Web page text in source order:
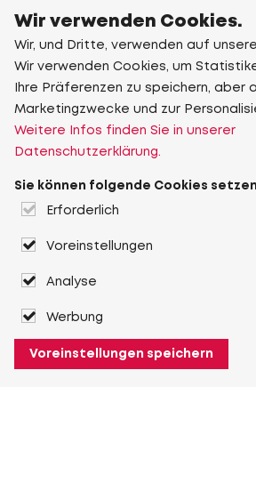
Wir verwenden Cookies.
Wir, und Dritte, verwenden auf
Wir verwenden Cookies, um
Ihre Präferenzen zu speichern, aber
Marketingzwecke und zur
Weitere Infos finden Sie in unserer
Datenschutzerklärung.
Sie können folgende Cookies
Erforderlich
Voreinstellungen
Analyse
Werbung
Voreinstellungen speichern